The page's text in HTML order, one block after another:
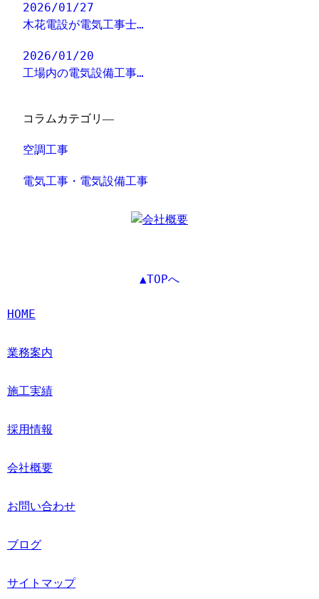
2026/01/27
木花電設が電気工事士…
2026/01/20
工場内の電気設備工事…
コラムカテゴリ―
空調工事
電気工事・電気設備工事
▲TOPへ
HOME
業務案内
施工実績
採用情報
会社概要
お問い合わせ
ブログ
サイトマップ